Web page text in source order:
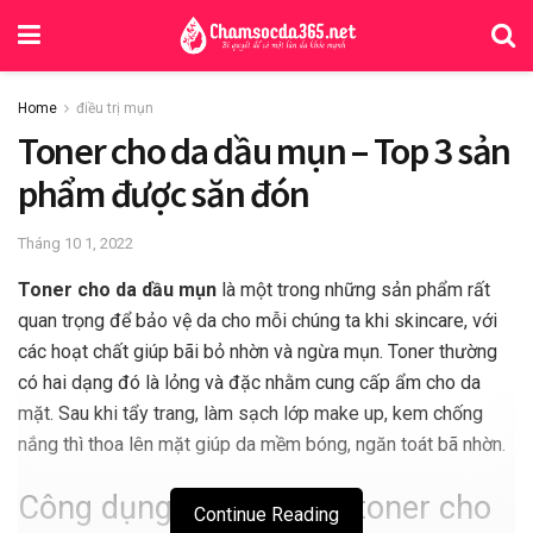
Home điều trị mụn
Toner cho da dầu mụn – Top 3 sản
phẩm được săn đón
Tháng 10 1, 2022
Toner cho da dầu mụn là một trong những sản phẩm rất
quan trọng để bảo vệ da cho mỗi chúng ta khi skincare, với
các hoạt chất giúp bãi bỏ nhờn và ngừa mụn. Toner thường
có hai dạng đó là lỏng và đặc nhằm cung cấp ẩm cho da
mặt. Sau khi tẩy trang, làm sạch lớp make up, kem chống
nắng thì thoa lên mặt giúp da mềm bóng, ngăn toát bã nhờn.
Công dụng hữu ích của toner cho
Continue Reading